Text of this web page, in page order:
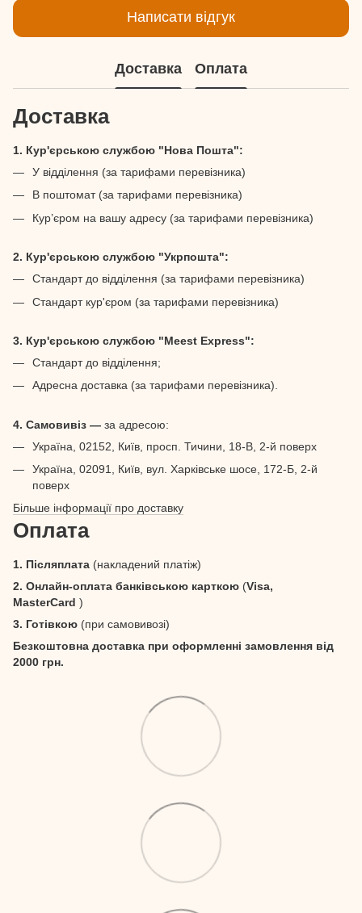
Написати відгук
Доставка Оплата
Доставка
1. Кур'єрською службою "Нова Пошта":
У відділення (за тарифами перевізника)
В поштомат (за тарифами перевізника)
Кур’єром на вашу адресу (за тарифами перевізника)
2. Кур'єрською службою "Укрпошта":
Стандарт до відділення (за тарифами перевізника)
Стандарт кур'єром (за тарифами перевізника)
3. Кур'єрською службою "Meest Express":
Стандарт до відділення;
Адресна доставка (за тарифами перевізника).
4. Самовивіз — за адресою:
Україна, 02152, Київ, просп. Тичини, 18-В, 2-й поверх
Україна, 02091, Київ, вул. Харківське шосе, 172-Б, 2-й
поверх
Більше інформації про доставку
Оплата
1. Післяплата (накладений платіж)
2. Онлайн-оплата банківською карткою (Visa,
MasterCard )
3. Готівкою (при самовивозі)
Безкоштовна доставка при оформленні замовлення від
2000 грн.